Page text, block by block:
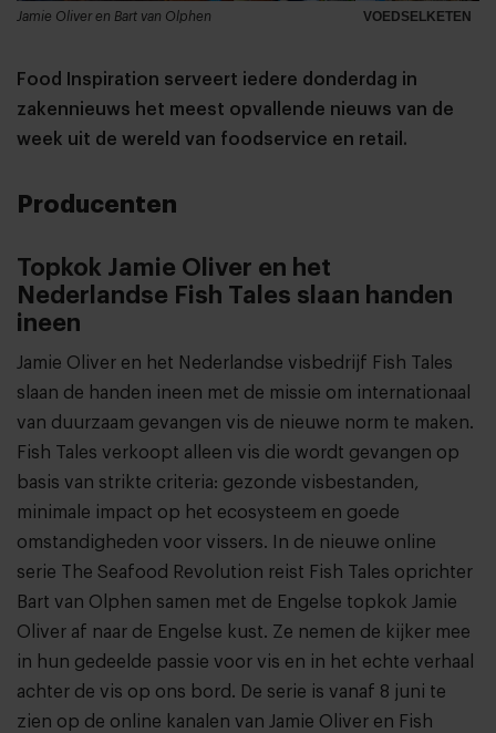
VOEDSELKETEN
Jamie Oliver en Bart van Olphen
Food Inspiration serveert iedere donderdag in
zakennieuws het meest opvallende nieuws van de
week uit de wereld van foodservice en retail.
Producenten
Topkok Jamie Oliver en het
Nederlandse Fish Tales slaan handen
ineen
Jamie Oliver en het Nederlandse visbedrijf Fish Tales
slaan de handen ineen met de missie om internationaal
van duurzaam gevangen vis de nieuwe norm te maken.
Fish Tales verkoopt alleen vis die wordt gevangen op
basis van strikte criteria: gezonde visbestanden,
minimale impact op het ecosysteem en goede
omstandigheden voor vissers. In de nieuwe online
serie The Seafood Revolution reist Fish Tales oprichter
Bart van Olphen samen met de Engelse topkok Jamie
Oliver af naar de Engelse kust. Ze nemen de kijker mee
in hun gedeelde passie voor vis en in het echte verhaal
achter de vis op ons bord. De serie is vanaf 8 juni te
zien op de online kanalen van Jamie Oliver en Fish